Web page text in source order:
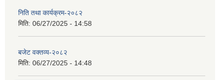
निति तथा कार्यक्रम-२०८२
मिति: 06/27/2025 - 14:58
बजेट वक्तव्य-२०८२
मिति: 06/27/2025 - 14:48